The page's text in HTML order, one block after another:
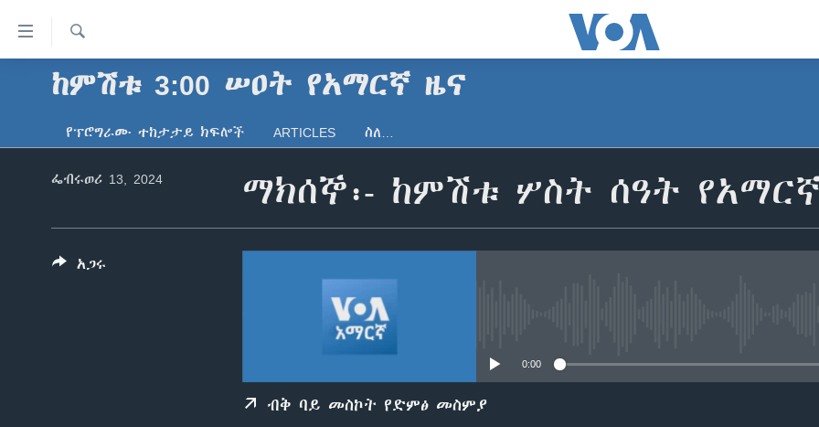
የመሥሪያ
ማገናኛዎች
አፍሪካ
ዓለምአቀፍ
ጋቢና ቪኦኤ
ከምሽቱ ሦስት ሰዓት የአማርኛ ዜና
ፈልግ
ከምሽቱ 3:00 ሠዐት የአማርኛ ዜና
የፕሮግራሙ ተከታታይ ክፍሎች ARTICLES ስለ…
ማክሰኞ፡- ከምሽቱ ሦስት ሰዓት
ፌብሩወሪ 13, 2024
0:00
ብቅ ባይ መስኮት የድምፅ መስምያ
አጋሩ